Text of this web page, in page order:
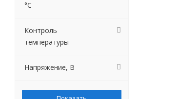
°С
Контроль
температуры
Напряжение, В